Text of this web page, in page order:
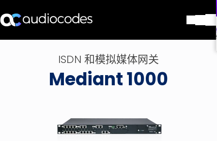
ISDN 和模拟媒体网关
Mediant 1000